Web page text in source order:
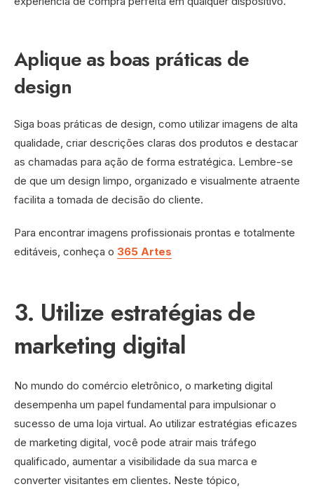
Aplique as boas práticas de
design
Siga boas práticas de design, como utilizar imagens de alta
qualidade, criar descrições claras dos produtos e destacar
as chamadas para ação de forma estratégica. Lembre-se
de que um design limpo, organizado e visualmente atraente
facilita a tomada de decisão do cliente.
Para encontrar imagens profissionais prontas e totalmente
editáveis, conheça o 365 Artes
3. Utilize estratégias de
marketing digital
No mundo do comércio eletrônico, o marketing digital
desempenha um papel fundamental para impulsionar o
sucesso de uma loja virtual. Ao utilizar estratégias eficazes
de marketing digital, você pode atrair mais tráfego
qualificado, aumentar a visibilidade da sua marca e
converter visitantes em clientes. Neste tópico,